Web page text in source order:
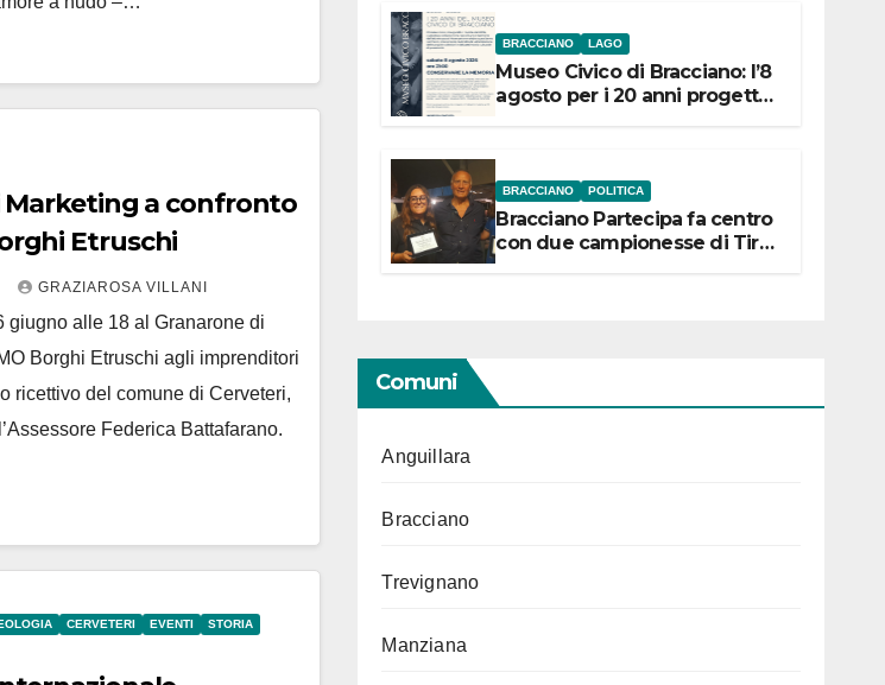
Marketing a confronto
Etruschi
GRAZIAROSA VILLANI
giugno alle 18 al Granarone di
Borghi Etruschi agli imprenditori
ricettivo del comune di Cerveteri,
Federica Battafarano.
CERVETERI EVENTI
STORIA
BRACCIANO LAGO
Museo Civico di Bracciano: l’8
agosto per i 20 anni progetto
BRACCIANO POLITICA
Bracciano Partecipa fa centro
con due campionesse di Tiro
Comuni
Anguillara
Bracciano
Trevignano
Manziana